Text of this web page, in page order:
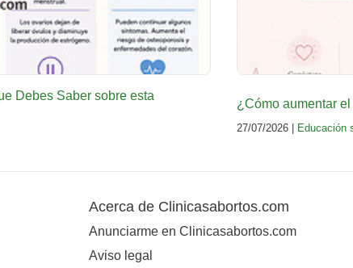
Debes Saber sobre esta
¿Cómo aumentar
27/07/2026 | Educación
Acerca de Clinicasabortos.com
Anunciarme en Clinicasabortos.com
Aviso legal